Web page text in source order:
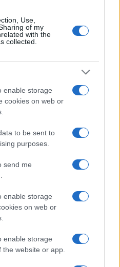
Use,
of my
with the
collected.
enable storage
cookies on web or
to be sent to
purposes.
send me
enable storage
on web or
enable storage
website or app.
sorsok ábrázolása a
sohasem ott kezdődik, ahol
viszonyában például ott
történése, érzelme és
láthatja először Kopjáss
között való vívódását a
is várja. ?Az
végig követhető, de hogy